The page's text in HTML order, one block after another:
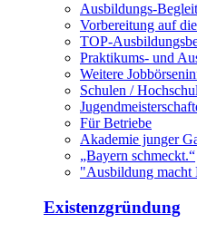
Ausbildungs-
Vorbereitung auf
TOP-
Praktikums- und
Weitere
Schulen /
Für Betriebe
Akademie junger
„Bayern schmeckt.“
"Ausbildung macht
Existenzgründung